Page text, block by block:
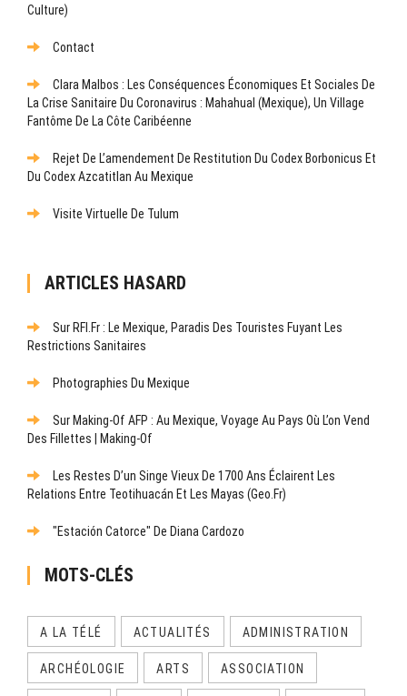
Culture)
Contact
Clara Malbos : Les Conséquences Économiques Et Sociales De
La Crise Sanitaire Du Coronavirus : Mahahual (Mexique), Un Village
Fantôme De La Côte Caribéenne
Rejet De L’amendement De Restitution Du Codex Borbonicus Et
Du Codex Azcatitlan Au Mexique
Visite Virtuelle De Tulum
ARTICLES HASARD
Sur RFI.fr : Le Mexique, Paradis Des Touristes Fuyant Les
Restrictions Sanitaires
Photographies Du Mexique
Sur Making-Of AFP : Au Mexique, Voyage Au Pays Où L’on Vend
Des Fillettes | Making-Of
Les Restes D’un Singe Vieux De 1700 Ans Éclairent Les
Relations Entre Teotihuacán Et Les Mayas (Geo.fr)
"Estación Catorce" De Diana Cardozo
MOTS-CLÉS
A LA TÉLÉ ACTUALITÉS ADMINISTRATION
ARCHÉOLOGIE ARTS ASSOCIATION